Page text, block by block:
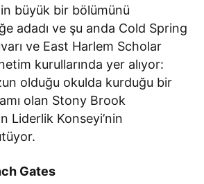
büyük bir bölümünü
adadı ve şu anda Cold Spring
ve East Harlem Scholar
kurullarında yer alıyor:
olduğu okulda kurduğu bir
olan Stony Brook
Liderlik Konseyi’nin
Gates